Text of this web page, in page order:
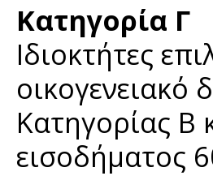
Κατηγορία Γ
Ιδιοκτήτες
οικογενειακό
Κατηγορίας Β
εισοδήματος